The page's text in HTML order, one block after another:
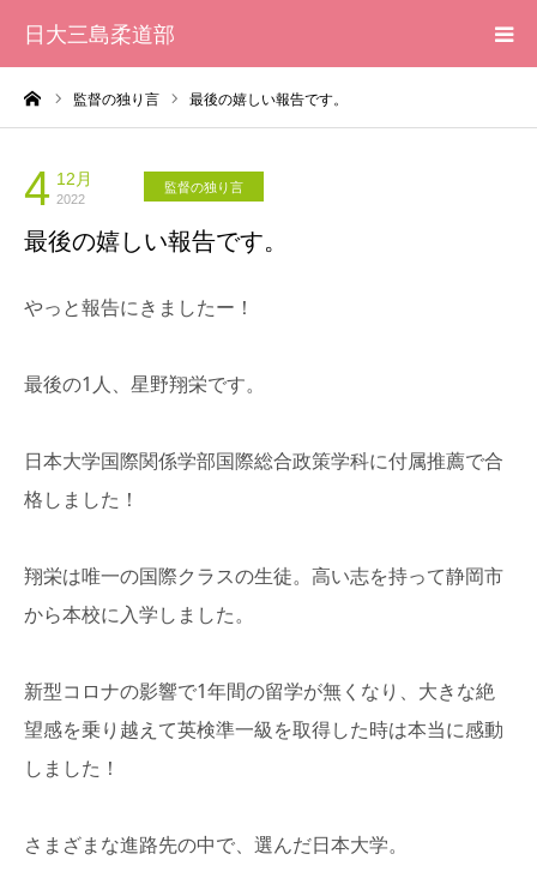
日大三島柔道部
監督の独り言 最後の嬉しい報告です。
4 12月
2022
監督の独り言
最後の嬉しい報告です。
やっと報告にきましたー！
最後の1人、星野翔栄です。
日本大学国際関係学部国際総合政策学科に付属推薦で合
格しました！
翔栄は唯一の国際クラスの生徒。高い志を持って静岡市
から本校に入学しました。
新型コロナの影響で1年間の留学が無くなり、大きな絶
望感を乗り越えて英検準一級を取得した時は本当に感動
しました！
さまざまな進路先の中で、選んだ日本大学。
HOME
柔道部 紹介
ブログ
大会記録
写真集